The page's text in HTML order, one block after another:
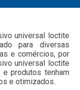
universal loctite
para diversas
e comércios, por
universal loctite
produtos tenham
e otimizados.